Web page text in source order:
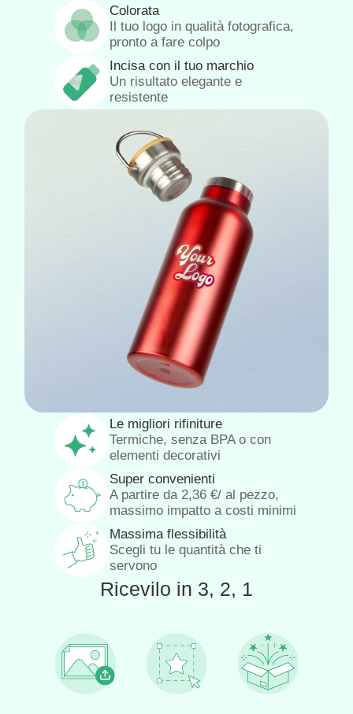
Colorata
Il tuo logo in qualità fotografica,
pronto a fare colpo
Incisa con il tuo marchio
Un risultato elegante e
resistente
Le migliori rifiniture
Termiche, senza BPA o con
elementi decorativi
Super convenienti
A partire da 2,36 €/ al pezzo,
massimo impatto a costi minimi
Massima flessibilità
Scegli tu le quantità che ti
servono
Ricevilo in 3, 2, 1